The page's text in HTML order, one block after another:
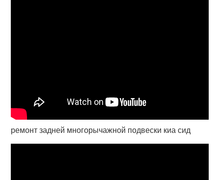
ремонт задней многорычажной подвески киа сид